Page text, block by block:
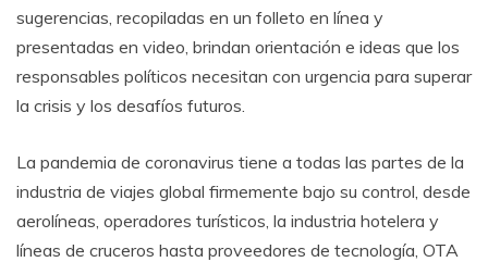
sugerencias, recopiladas en un folleto en línea y
presentadas en video, brindan orientación e ideas que los
responsables políticos necesitan con urgencia para superar
la crisis y los desafíos futuros.
La pandemia de coronavirus tiene a todas las partes de la
industria de viajes global firmemente bajo su control, desde
aerolíneas, operadores turísticos, la industria hotelera y
líneas de cruceros hasta proveedores de tecnología, OTA